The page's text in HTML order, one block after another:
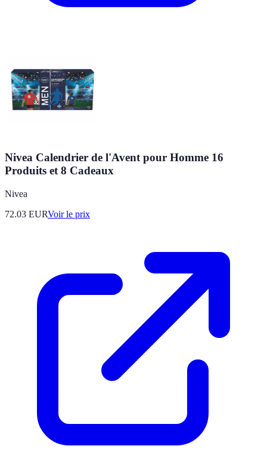
Nivea Calendrier de l'Avent pour Homme 16
Produits et 8 Cadeaux
Nivea
72.03 EURVoir le prix